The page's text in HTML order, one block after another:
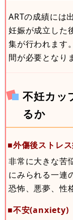
ARTの成績には
妊娠が成立した
集が行われます
間が必要となり
不妊カッ
るか
■外傷後ストレ
非常に大きな苦
にみられる一連
恐怖、悪夢、性
■不安(anxiety)